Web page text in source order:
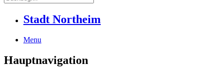
Stadt Northeim
Menu
Hauptnavigation